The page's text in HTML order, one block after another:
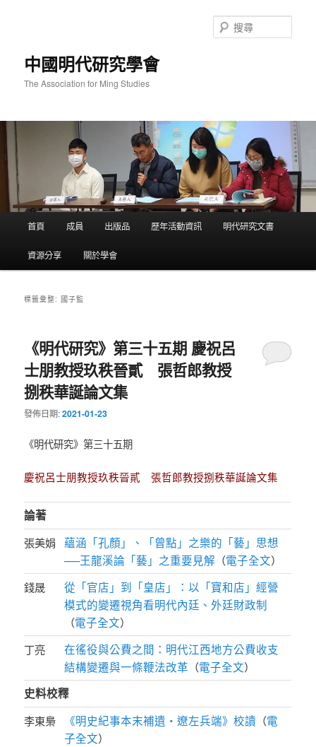
中國明代研究學會
The Association for Ming Studies
尋
首頁 成員 出版品 歷年活動資訊 明代研究文書
資源分享 關於學會
標籤彙整:國子監
《明代研究》第三十五期 慶祝呂
士朋教授玖秩晉貳 張哲郎教授
捌秩華誕論文集
發佈日期:2021-01-23
《明代研究》第三十五期
慶祝呂士朋教授玖秩晉貳 張哲郎教授捌秩華誕論文集
論著
張美娟
蘊涵「孔顏」、「曾點」之樂的「藝」思想
──王龍溪論「藝」之重要見解 （電子全文）
錢晟
從「官店」到「皇店」：以「寶和店」經營
模式的變遷視角看明代內廷、外廷財政制
（電子全文）
丁亮
在徭役與公費之間：明代江西地方公費收支
結構變遷與一條鞭法改革 （電子全文）
史料校釋
李東梟 《明史紀事本末補遺‧遼左兵端》校讀 （電
子全文）